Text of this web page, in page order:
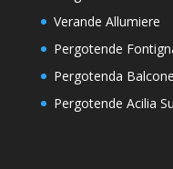
Verande Allumiere
Pergotende
Pergotenda
Pergotende Acilia